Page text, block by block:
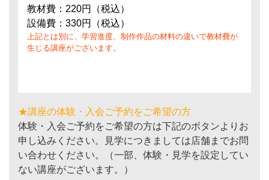
教材費：220円（税込）
設備費：330円（税込）
上記とは別に、学習進度、制作作品の材料の違いで教材費が
生じる講座がございます。
★講座の体験・入会ご予約をご希望の方
体験・入会ご予約をご希望の方は下記のボタンよりお
申し込みください。見学につきましては店舗までお問
い合わせください。（一部、体験・見学を設定してい
ない講座がございます。）